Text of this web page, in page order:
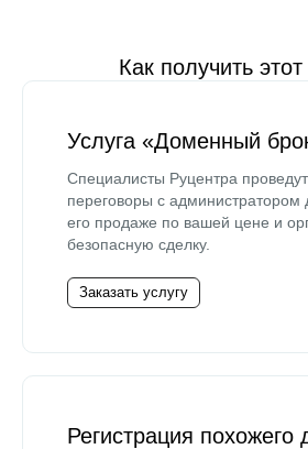
Как получить
Услуга «Доменный
Специалисты Руцентра проведут
переговоры с администратором
его продаже по вашей цене и
безопасную сделку.
Заказать услугу
Регистрация похожего